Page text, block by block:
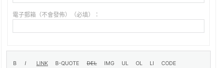
電子郵箱（不會發佈）（必填）：